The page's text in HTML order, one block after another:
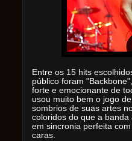
Entre os 15 hits
público foram
forte e emocionante de
usou muito bem o jogo
sombrios de suas artes
coloridos do que a
em sincronia perfeita
caras.